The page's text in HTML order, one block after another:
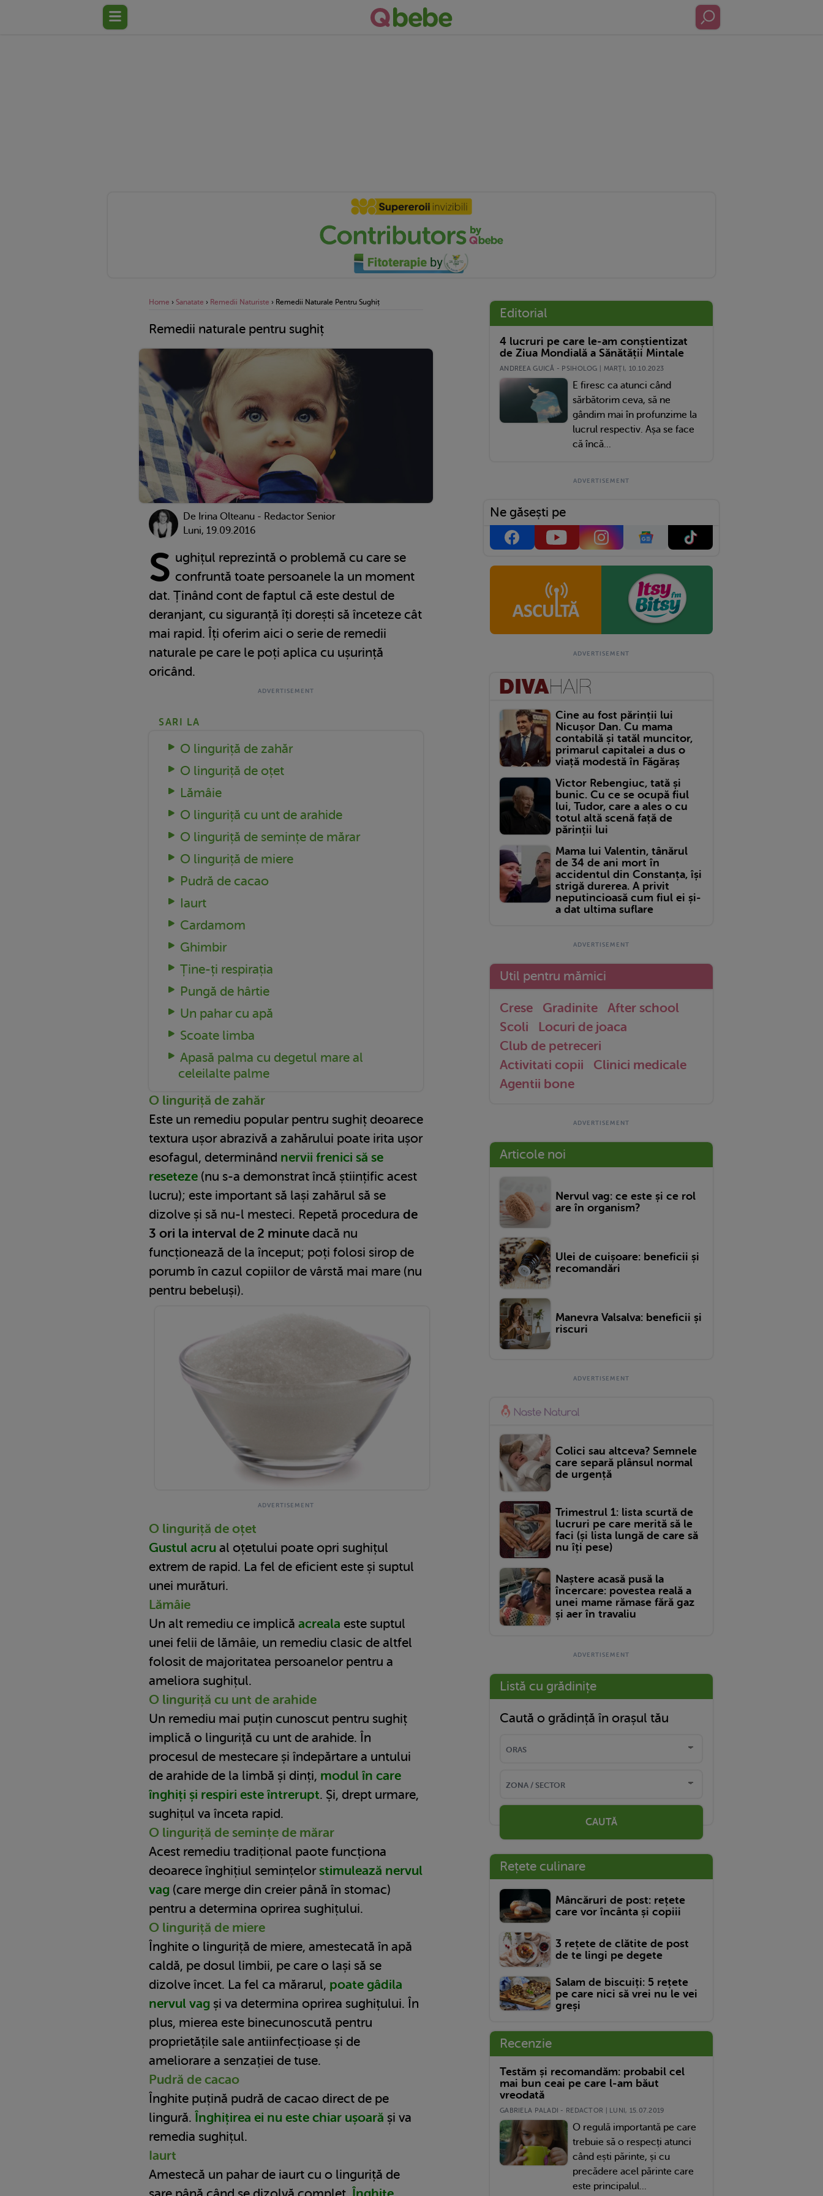
Home › Sanatate › Remedii Naturiste › Remedii Naturale Pentru Sughiț
Remedii naturale pentru sughiț
De Irina Olteanu - Redactor Senior
Luni, 19.09.2016
S ughițul reprezintă o problemă cu care se
confruntă toate persoanele la un moment
dat. Ținând cont de faptul că este destul de
deranjant, cu siguranță îți dorești să înceteze cât
mai rapid. Îți oferim aici o serie de remedii
naturale pe care le poți aplica cu ușurință
oricând.
SARI LA
O linguriță de zahăr
O linguriță de oțet
Lămâie
O linguriță cu unt de arahide
O linguriță de semințe de mărar
O linguriță de miere
Pudră de cacao
Iaurt
Cardamom
Ghimbir
Ține-ți respirația
Pungă de hârtie
Un pahar cu apă
Scoate limba
Apasă palma cu degetul mare al
celeilalte palme
O linguriță de zahăr
Este un remediu popular pentru sughiț deoarece
textura ușor abrazivă a zahărului poate irita ușor
esofagul, determinând nervii frenici să se
reseteze (nu s-a demonstrat încă științific acest
lucru); este important să lași zahărul să se
dizolve și să nu-l mesteci. Repetă procedura de
3 ori la interval de 2 minute dacă nu
funcționează de la început; poți folosi sirop de
porumb în cazul copiilor de vârstă mai mare (nu
pentru bebeluși).
O linguriță de oțet
Gustul acru al oțetului poate opri sughițul
extrem de rapid. La fel de eficient este și suptul
unei murături.
Lămâie
Un alt remediu ce implică acreala este suptul
unei felii de lămâie, un remediu clasic de altfel
folosit de majoritatea persoanelor pentru a
ameliora sughițul.
O linguriță cu unt de arahide
Un remediu mai puțin cunoscut pentru sughiț
implică o linguriță cu unt de arahide. În
procesul de mestecare și îndepărtare a untului
de arahide de la limbă și dinți, modul în care
înghiți și respiri este întrerupt. Și, drept urmare,
sughițul va înceta rapid.
O linguriță de semințe de mărar
Acest remediu tradițional paote funcționa
deoarece înghițiul semințelorstimulează nervul
vag (care merge din creier până în stomac)
pentru a determina oprirea sughițului.
O linguriță de miere
Înghite o linguriță de miere, amestecată în apă
caldă, pe dosul limbii, pe care o lași să se
dizolve încet. La fel ca mărarul, poate gâdila
nervul vag și va determina oprirea sughițului. În
plus, mierea este binecunoscută pentru
proprietățile sale antiinfecțioase și de
ameliorare a senzației de tuse.
Pudră de cacao
Înghite puțină pudră de cacao direct de pe
lingură. Înghițirea ei nu este chiar ușoară și va
remedia sughițul.
Iaurt
Amestecă un pahar de iaurt cu o linguriță de
Editorial
4 lucruri pe care le-am conștientizat
de Ziua Mondială a Sănătății Mintale
ANDREEA GUICĂ - PSIHOLOG | MARŢI, 10.10.2023
E firesc ca atunci când
sărbătorim ceva, să ne
gândim mai în profunzime la
lucrul respectiv. Așa se face
că încă...
Ne găsești pe
Cine au fost părinții lui
Nicușor Dan. Cu mama
contabilă și tatăl muncitor,
primarul capitalei a dus o
viață modestă în Făgăraș
Victor Rebengiuc, tată și
bunic. Cu ce se ocupă fiul
lui, Tudor, care a ales o cu
totul altă scenă față de
părinții lui
Mama lui Valentin, tânărul
de 34 de ani mort în
accidentul din Constanța, își
strigă durerea. A privit
neputincioasă cum fiul ei și-
a dat ultima suflare
Util pentru mămici
Crese Gradinite
After school
Scoli
Locuri de joaca
Club de petreceri
Activitati copii
Clinici medicale
Agentii bone
Articole noi
Nervul vag: ce este și ce rol
are în organism?
Ulei de cuișoare: beneficii și
recomandări
Manevra Valsalva: beneficii și
riscuri
Colici sau altceva? Semnele
care separă plânsul normal
de urgență
Trimestrul 1: lista scurtă de
lucruri pe care merită să le
faci (și lista lungă de care să
nu îți pese)
Naștere acasă pusă la
încercare: povestea reală a
unei mame rămase fără gaz
și aer în travaliu
Listă cu grădinițe
Caută o grădință în orașul tău
CAUTĂ
Rețete culinare
Mâncăruri de post: rețete
care vor încânta și copiii
3 rețete de clătite de post
de te lingi pe degete
Salam de biscuiți: 5 rețete
pe care nici să vrei nu le vei
greși
Recenzie
Testăm și recomandăm: probabil cel
mai bun ceai pe care l-am băut
vreodată
GABRIELA PALADI - REDACTOR | LUNI, 15.07.2019
O regulă importantă pe care
trebuie să o respecți atunci
când ești părinte, și cu
precădere acel părinte care
este principalul...